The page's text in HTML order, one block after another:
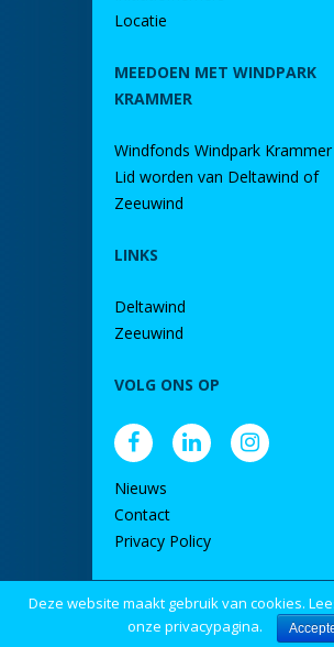
Locatie
MEEDOEN MET WINDPARK
KRAMMER
Windfonds Windpark Krammer
Lid worden van Deltawind of
Zeeuwind
LINKS
Deltawind
Zeeuwind
VOLG ONS OP
Nieuws
Contact
Privacy Policy
door DINK
Deze website maakt gebruik van cookies.
onze privacypagina.